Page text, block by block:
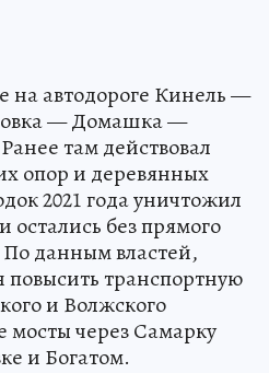
на автодороге Кинель —
— Домашка —
там действовал
опор и деревянных
2021 года уничтожил
без прямого
По данным властей,
транспортную
и Волжского
через Самарку
и Богатом.